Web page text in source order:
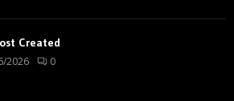
Created
2026 0